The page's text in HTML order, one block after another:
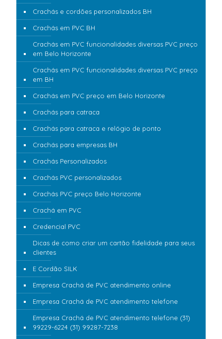
Crachás e cordões personalizados BH
Crachás em PVC BH
Crachás em PVC funcionalidades diversas PVC preço
em Belo Horizonte
Crachás em PVC funcionalidades diversas PVC preço
em BH
Crachás em PVC preço em Belo Horizonte
Crachás para catraca
Crachás para catraca e relógio de ponto
Crachás para empresas BH
Crachás Personalizados
Crachás PVC personalizados
Crachás PVC preço Belo Horizonte
Crachá em PVC
Credencial PVC
Dicas de como criar um cartão fidelidade para seus
clientes
E Cordão SILK
Empresa Crachá de PVC atendimento online
Empresa Crachá de PVC atendimento telefone
Empresa Crachá de PVC atendimento telefone (31)
99229-6224 (31) 99287-7238